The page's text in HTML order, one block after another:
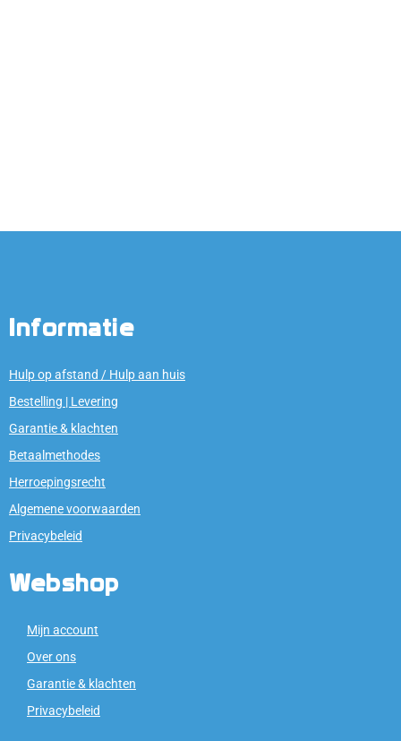
Informatie
Hulp op afstand / Hulp aan huis
Bestelling | Levering
Garantie & klachten
Betaalmethodes
Herroepingsrecht
Algemene voorwaarden
Privacybeleid
Webshop
Mijn account
Over ons
Garantie & klachten
Privacybeleid